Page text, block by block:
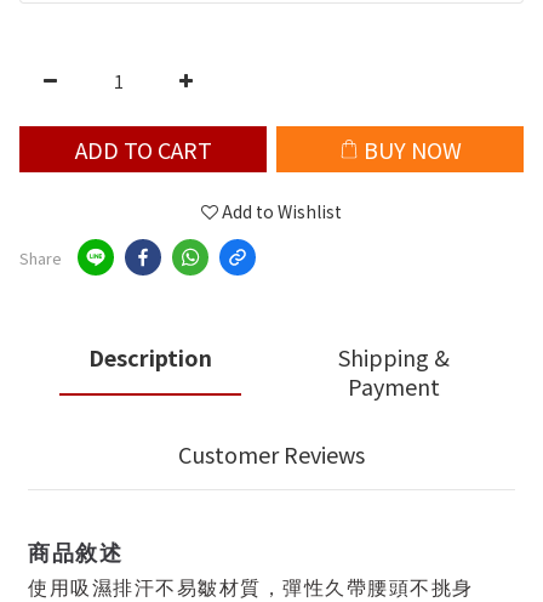
ADD TO CART BUY NOW
Add to Wishlist
Share
Description
Shipping &
Payment
Customer Reviews
商品敘述
使用吸濕排汗不易皺材質，彈性久帶腰頭不挑身